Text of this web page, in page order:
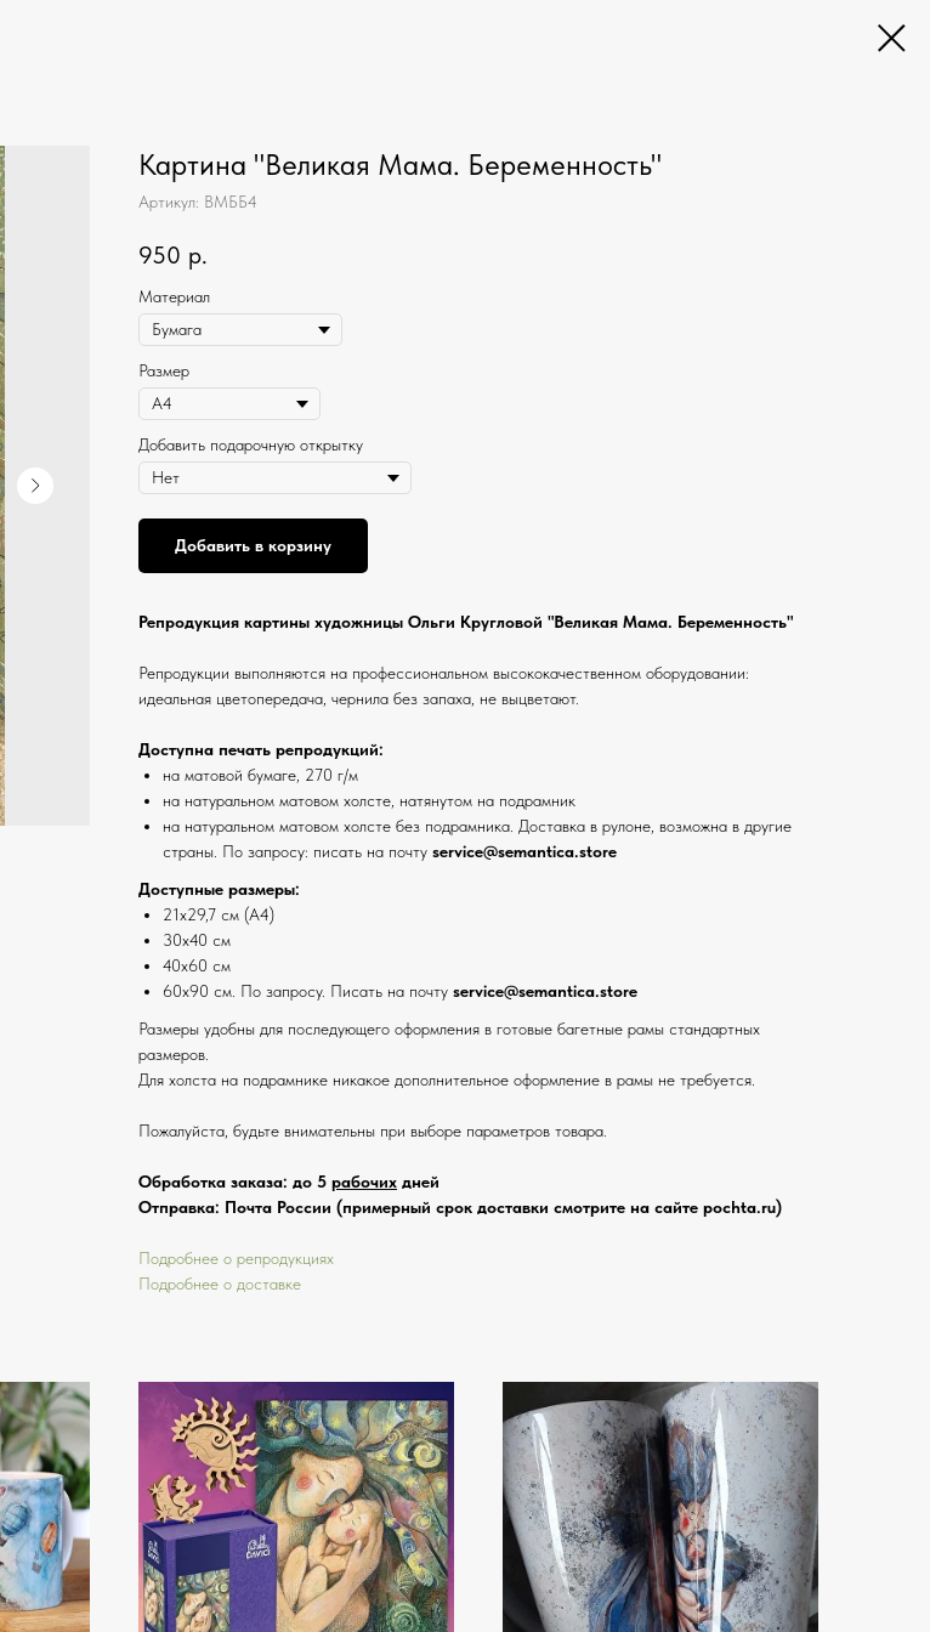
Картина "Великая Мама. Беременность"
Артикул: ВМББ4
950 р.
Материал
Размер
Добавить подарочную открытку
Добавить в корзину
Репродукция картины художницы Ольги Кругловой "Великая Мама. Беременность"
Репродукции выполняются на профессиональном высококачественном оборудовании:
идеальная цветопередача, чернила без запаха, не выцветают.
Доступна печать репродукций:
на матовой бумаге, 270 г/м
на натуральном матовом холсте, натянутом на подрамник
на натуральном матовом холсте без подрамника. Доставка в рулоне, возможна в другие
страны. По запросу: писать на почту service@semantica.store
Доступные размеры:
21х29,7 см (А4)
30х40 см
40х60 см
60х90 см. По запросу. Писать на почту service@semantica.store
Размеры удобны для последующего оформления в готовые багетные рамы стандартных
размеров.
Для холста на подрамнике никакое дополнительное оформление в рамы не требуется.
Пожалуйста, будьте внимательны при выборе параметров товара.
Обработка заказа: до 5 рабочих дней
Отправка: Почта России (примерный срок доставки смотрите на сайте pochta.ru)
Подробнее о репродукциях
Подробнее о доставке